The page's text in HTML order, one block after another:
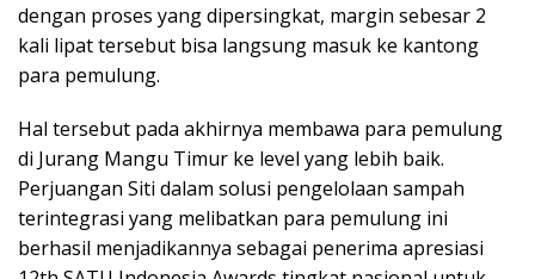
dengan proses yang dipersingkat, margin sebesar 2
kali lipat tersebut bisa langsung masuk ke kantong
para pemulung.
Hal tersebut pada akhirnya membawa para pemulung
di Jurang Mangu Timur ke level yang lebih baik.
Perjuangan Siti dalam solusi pengelolaan sampah
terintegrasi yang melibatkan para pemulung ini
berhasil menjadikannya sebagai penerima apresiasi